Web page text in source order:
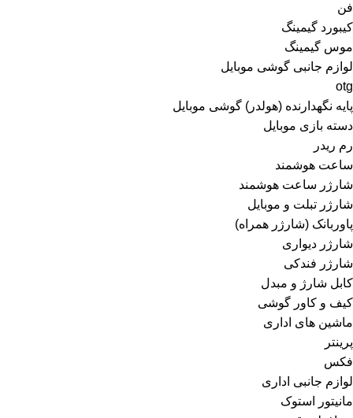
فن
کیبورد گیمینگ
موس گیمینگ
لوازم جانبی گوشی موبایل
otg
پایه نگهدارنده (هولدر) گوشی موبایل
دسته بازی موبایل
رم ریدر
ساعت هوشمند
شارژر ساعت هوشمند
شارژر تبلت و موبایل
پاوربانک (شارژر همراه)
شارژر دیواری
شارژر فندکی
کابل شارژ و مبدل
کیف و کاور گوشی
ماشین های اداری
پرینتر
فکس
لوازم جانبی اداری
مانیتور استوک